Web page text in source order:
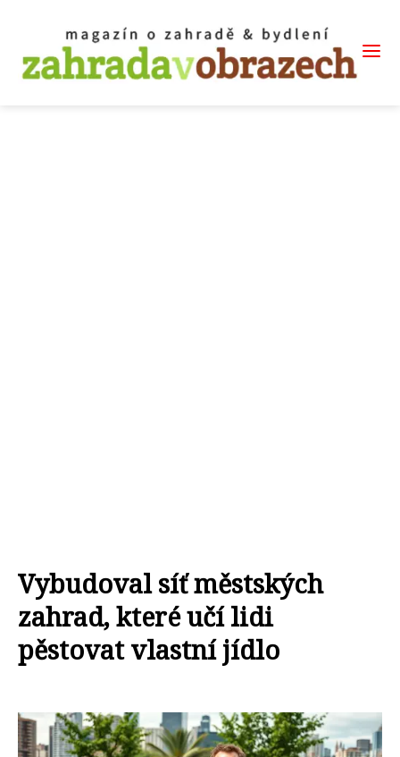
Vybudoval síť městských
zahrad, které učí lidi
pěstovat vlastní jídlo